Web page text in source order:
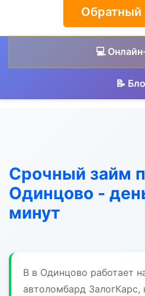
Обратный
💻
📝
Срочный займ
Одинцово -
минут
В в Одинцово работает
автоломбард ЗалогКарс,